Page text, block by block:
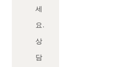
세
요.
상
담